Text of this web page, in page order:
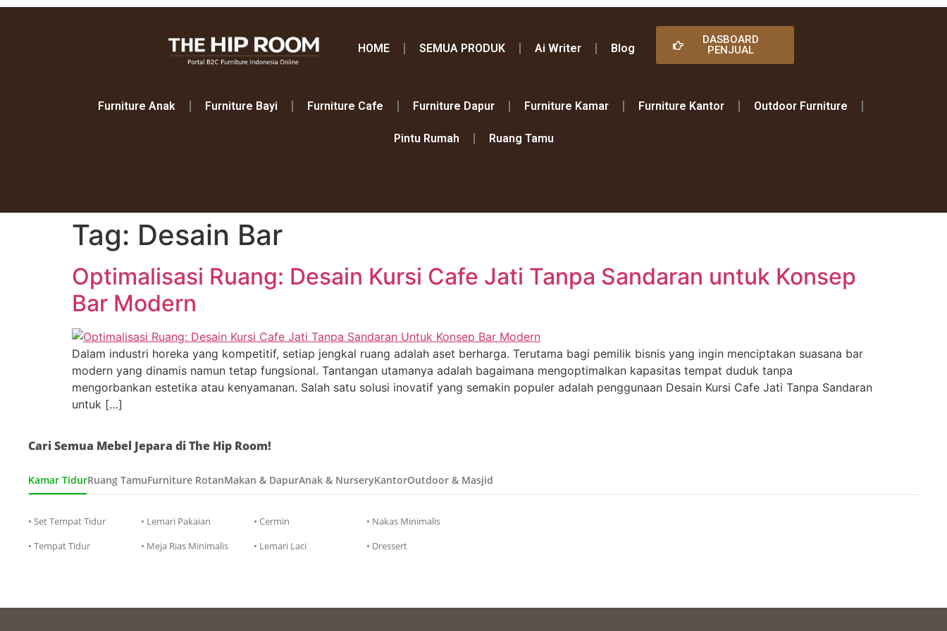
HOME SEMUA PRODUK Ai Writer Blog
DASBOARD
PENJUAL
Furniture Anak Furniture Bayi Furniture Cafe Furniture Dapur Furniture Kamar Furniture Kantor Outdoor Furniture
Pintu Rumah Ruang Tamu
Tag: Desain Bar
Optimalisasi Ruang: Desain Kursi Cafe Jati Tanpa Sandaran untuk Konsep
Bar Modern
Dalam industri horeka yang kompetitif, setiap jengkal ruang adalah aset berharga. Terutama bagi pemilik bisnis yang ingin menciptakan suasana bar
modern yang dinamis namun tetap fungsional. Tantangan utamanya adalah bagaimana mengoptimalkan kapasitas tempat duduk tanpa
mengorbankan estetika atau kenyamanan. Salah satu solusi inovatif yang semakin populer adalah penggunaan Desain Kursi Cafe Jati Tanpa Sandaran
untuk […]
Cari Semua Mebel Jepara di The Hip Room!
Kamar TidurRuang TamuFurniture RotanMakan & DapurAnak & NurseryKantorOutdoor & Masjid
• Set Tempat Tidur
• Tempat Tidur
• Lemari Pakaian
• Meja Rias Minimalis
• Cermin
• Lemari Laci
• Nakas Minimalis
• Dressert